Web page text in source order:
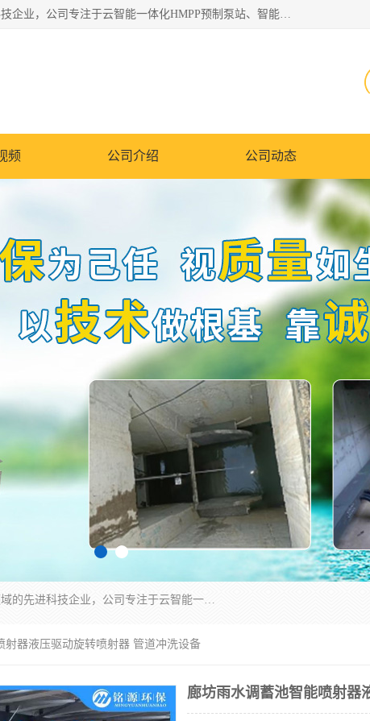
青岛铭源环保科技有限公司是一家专注于环保与智慧水务领域的先进科技企业，公司专注于云智能一体化HMPP预制泵站、智能截流井设备、调蓄池雨洪管理设备、水务循环利用、云智慧水务开发及新型环保技术研发等领域。
频 公司介绍 公司动态
青岛铭源环保科技有限公司是一家专注于环保与智慧水务领域的先进科技企业，公司专注于云智能一体化HMPP预制泵站、智能截流井设备、调蓄池雨洪管理设备、水务循环利用、云智慧水务开发及新型环保技术研发等领域。
射器液压驱动旋转喷射器 管道冲洗设备
廊坊雨水调蓄池智能喷射器